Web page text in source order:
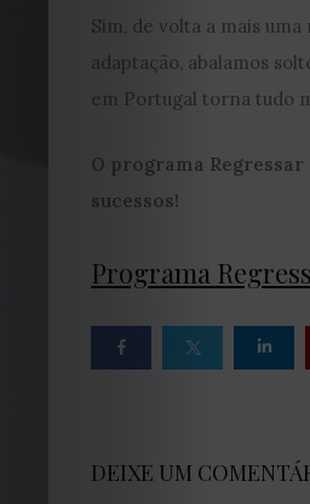
Editorial
Política
de
privacidade
Termos
e
Política
Sim, de volta a mais
adaptação, abalamos
em Portugal torna tudo
O programa
sucessos!
Programa
DEIXE UM